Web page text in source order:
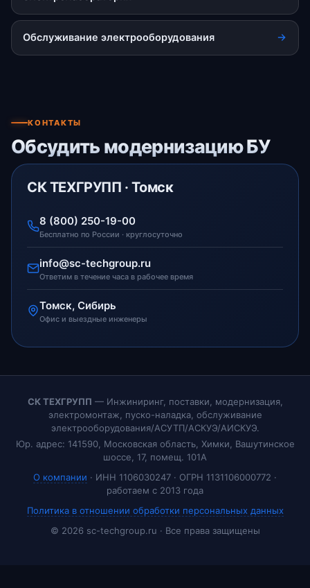
Обслуживание электрооборудования
КОНТАКТЫ
Обсудить модернизацию БУ
СК ТЕХГРУПП · Томск
8 (800) 250-19-00
Бесплатно по России · круглосуточно
info@sc-techgroup.ru
Ответим в течение часа в рабочее время
Томск, Сибирь
Офис и выездные инженеры
СК ТЕХГРУПП — Инжиниринг, поставки, модернизация,
электромонтаж, пуско-наладка, обслуживание
электрооборудования/АСУТП/АСКУЭ/АИСКУЭ.
Юр. адрес: 141590, Московская область, Химки, Вашутинское
шоссе, 17, помещ. 101А
О компании · ИНН 1106030247 · ОГРН 1131106000772 ·
работаем с 2013 года
Политика в отношении обработки персональных данных
© 2026 sc-techgroup.ru · Все права защищены